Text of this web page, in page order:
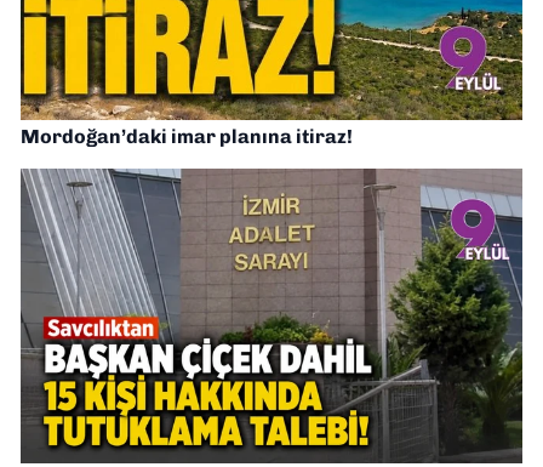
Mordoğan’daki imar planına itiraz!